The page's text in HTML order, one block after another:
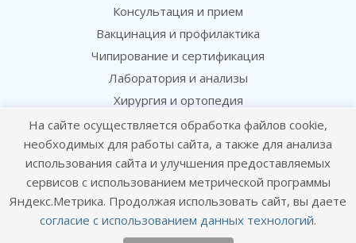
Консультация и прием
Вакцинация и профилактика
Чипирование и сертификация
Лаборатория и анализы
Хирургия и ортопедия
Информация
Цены
Статьи
Политика конфиденциальности
Согласие посетителя сайта на обработку персональных данных
На сайте осуществляется обработка файлов cookie,
необходимых для работы сайта, а также для анализа
использования сайта и улучшения предоставляемых
сервисов с использованием метрической программы
Яндекс.Метрика. Продолжая использовать сайт, вы даете
согласие с использованием данных технологий.